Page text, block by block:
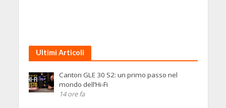
Ultimi Articoli
Canton GLE 30 S2: un primo passo nel
mondo dell’Hi-Fi
14 ore fa